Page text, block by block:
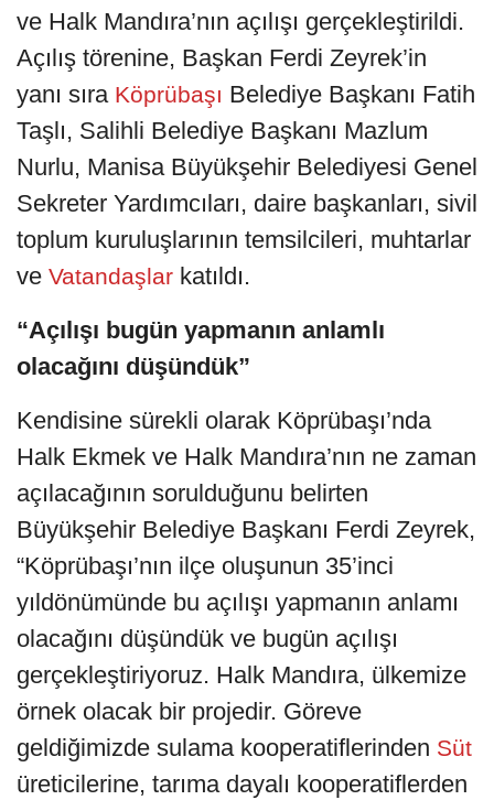
ve Halk Mandıra’nın açılışı gerçekleştirildi.
Açılış törenine, Başkan Ferdi Zeyrek’in
yanı sıra Köprübaşı Belediye Başkanı Fatih
Taşlı, Salihli Belediye Başkanı Mazlum
Nurlu, Manisa Büyükşehir Belediyesi Genel
Sekreter Yardımcıları, daire başkanları, sivil
toplum kuruluşlarının temsilcileri, muhtarlar
ve Vatandaşlar katıldı.
“Açılışı bugün yapmanın anlamlı
olacağını düşündük”
Kendisine sürekli olarak Köprübaşı’nda
Halk Ekmek ve Halk Mandıra’nın ne zaman
açılacağının sorulduğunu belirten
Büyükşehir Belediye Başkanı Ferdi Zeyrek,
“Köprübaşı’nın ilçe oluşunun 35’inci
yıldönümünde bu açılışı yapmanın anlamı
olacağını düşündük ve bugün açılışı
gerçekleştiriyoruz. Halk Mandıra, ülkemize
örnek olacak bir projedir. Göreve
geldiğimizde sulama kooperatiflerinden Süt
üreticilerine, tarıma dayalı kooperatiflerden